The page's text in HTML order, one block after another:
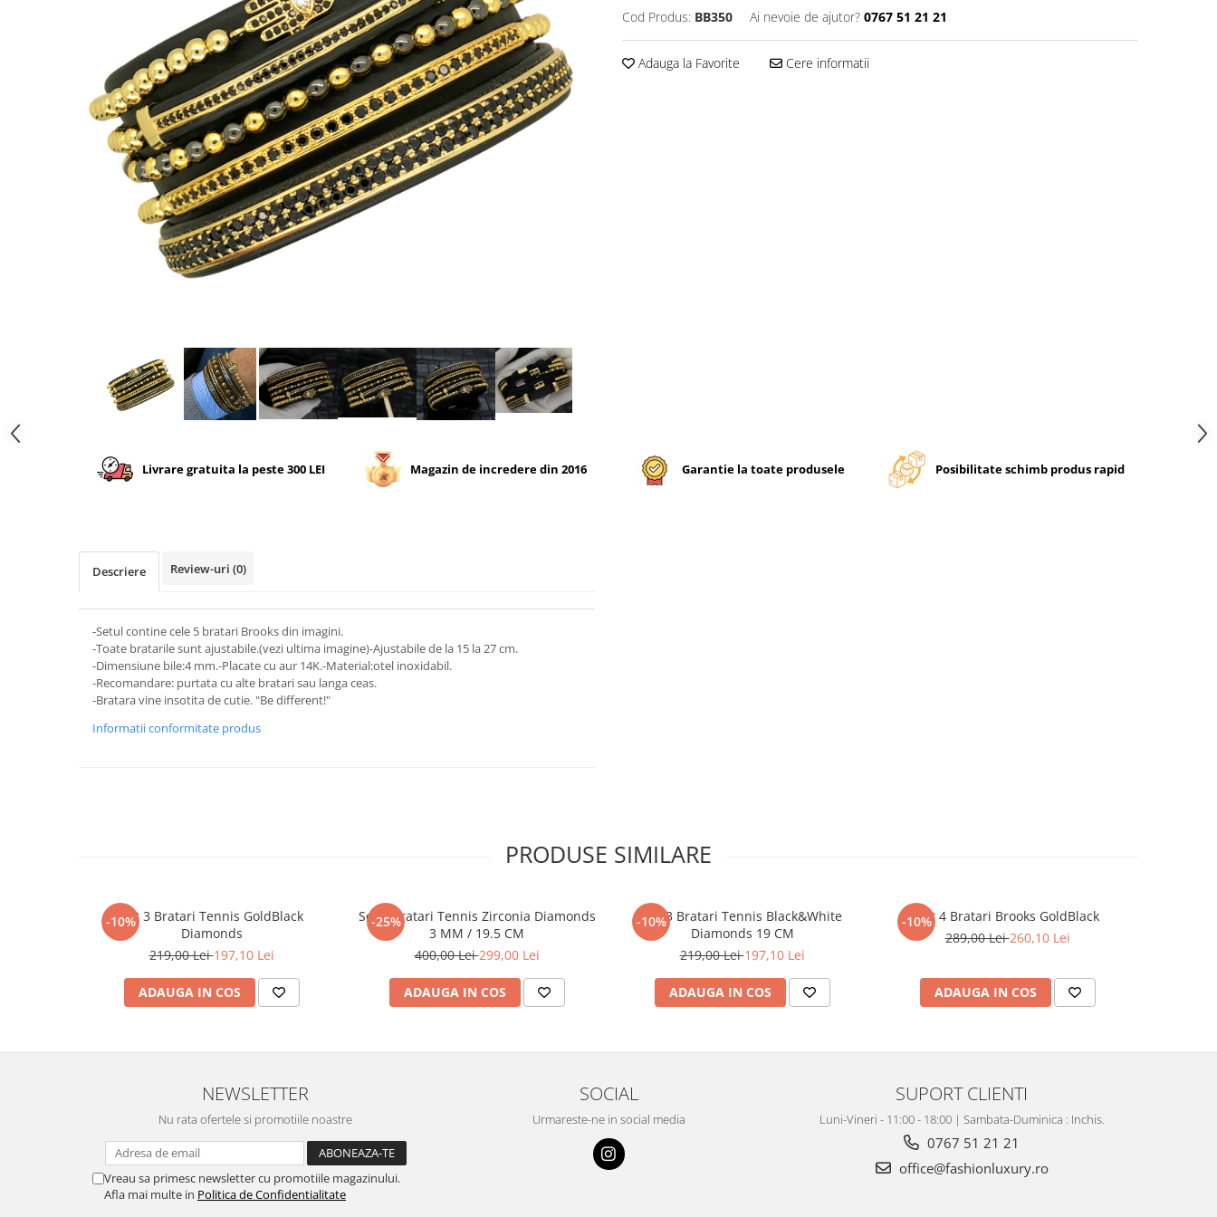
Cod Produs: BB350 Ai nevoie de ajutor? 0767 51 21 21
Adauga la Favorite Cere informatii
Livrare gratuita la peste 300 LEI Magazin de incredere din 2016 Garantie la toate produsele Posibilitate schimb produs rapid
Descriere Review-uri (0)
-Setul contine cele 5 bratari Brooks din imagini.
-Toate bratarile sunt ajustabile.(vezi ultima imagine)-Ajustabile de la 15 la 27 cm.
-Dimensiune bile:4 mm.-Placate cu aur 14K.-Material:otel inoxidabil.
-Recomandare: purtata cu alte bratari sau langa ceas.
-Bratara vine insotita de cutie. "Be different!"
Informatii conformitate produs
PRODUSE SIMILARE
-10%Set 3 Bratari Tennis GoldBlack
Diamonds
219,00 Lei197,10 Lei
ADAUGA IN COS
-25%
Set 5 Bratari Tennis Zirconia Diamonds
3 MM / 19.5 CM
400,00 Lei299,00 Lei
ADAUGA IN COS
-10%
Set 3 Bratari Tennis Black&White
Diamonds 19 CM
219,00 Lei197,10 Lei
ADAUGA IN COS
-10%Set 4 Bratari Brooks GoldBlack
289,00 Lei260,10 Lei
ADAUGA IN COS
NEWSLETTER
Nu rata ofertele si promotiile noastre
Vreau sa primesc newsletter cu promotiile magazinului.
Afla mai multe in Politica de Confidentialitate
SOCIAL
Urmareste-ne in social media
SUPORT CLIENTI
Luni-Vineri - 11:00 - 18:00 | Sambata-Duminica : Inchis.
0767 51 21 21
office@fashionluxury.ro